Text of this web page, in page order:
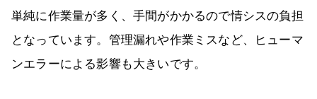
単純に作業量が多く、手間がかかるので情シスの負担
となっています。管理漏れや作業ミスなど、ヒューマ
ンエラーによる影響も大きいです。